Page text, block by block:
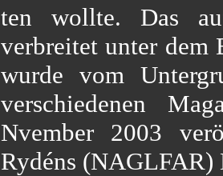
ten wollte. Das
verbreitet unter dem
wurde vom
verschiedenen
Nvember 2003
Rydéns (NAGLFAR)